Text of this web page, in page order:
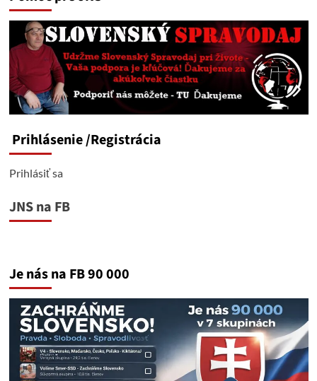
Prihlásenie/Registrácia
Prihlásiť sa
JNS na FB
Je nás na FB 90 000